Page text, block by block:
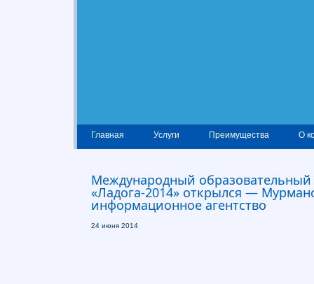
Главная Услуги Преимущества О
Международный
«Ладога-2014» открылся —
информационное агентство
24 июня 2014